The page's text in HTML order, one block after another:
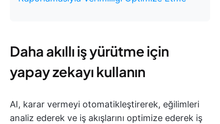
Daha akıllı iş yürütme için
yapay zekayı kullanın
AI, karar vermeyi otomatikleştirerek, eğilimleri
analiz ederek ve iş akışlarını optimize ederek iş